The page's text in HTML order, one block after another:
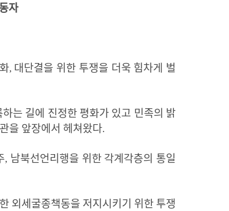
자
, 대단결을 위한 투쟁을 더욱 힘차게
벌
하는 길에 진정한 평화가 있고 민족의 밝
을 앞장에서 헤쳐왔다.
, 남북선언리행을 위한 각계각층의 통일
외세굴종책동을 저지시키기 위한 투쟁